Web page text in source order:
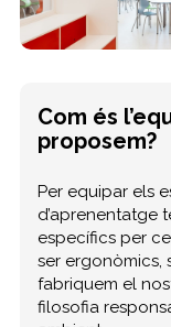
Com és
proposem?
Per equipar els
d’aprenentatge
específics per
ser ergonòmics,
fabriquem el
filosofia